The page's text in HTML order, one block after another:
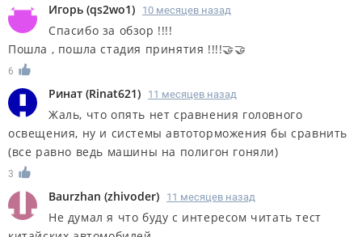
Игорь (qs2wo1) 10 месяцев назад
Спасибо за обзор !!!!
Пошла , пошла стадия принятия !!!!🤝🤝
6
Ринат (Rinat621) 11 месяцев назад
Жаль, что опять нет сравнения головного
освещения, ну и системы автоторможения бы сравнить
(все равно ведь машины на полигон гоняли)
3
Baurzhan (zhivoder) 11 месяцев назад
Не думал я что буду с интересом читать тест